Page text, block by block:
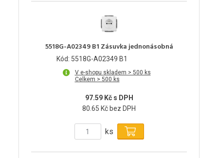
5518G-A02349 B1 Zásuvka jednonásobná
Kód: 5518G-A02349 B1
V e-shopu skladem > 500 ks
Celkem > 500 ks
97.59 Kč s DPH
80.65 Kč bez DPH
ks